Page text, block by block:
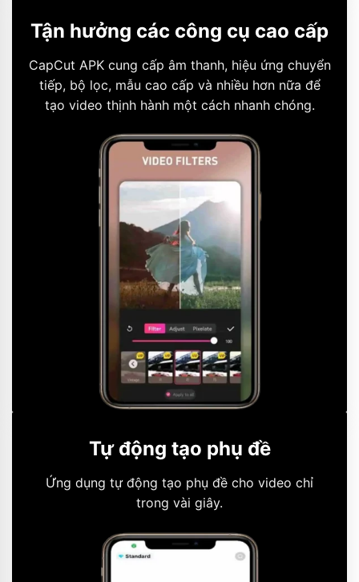
Tận hưởng các công cụ cao cấp
CapCut APK cung cấp âm thanh, hiệu ứng chuyển
tiếp, bộ lọc, mẫu cao cấp và nhiều hơn nữa để
tạo video thịnh hành một cách nhanh chóng.
Tự động tạo phụ đề
Ứng dụng tự động tạo phụ đề cho video chỉ
trong vài giây.